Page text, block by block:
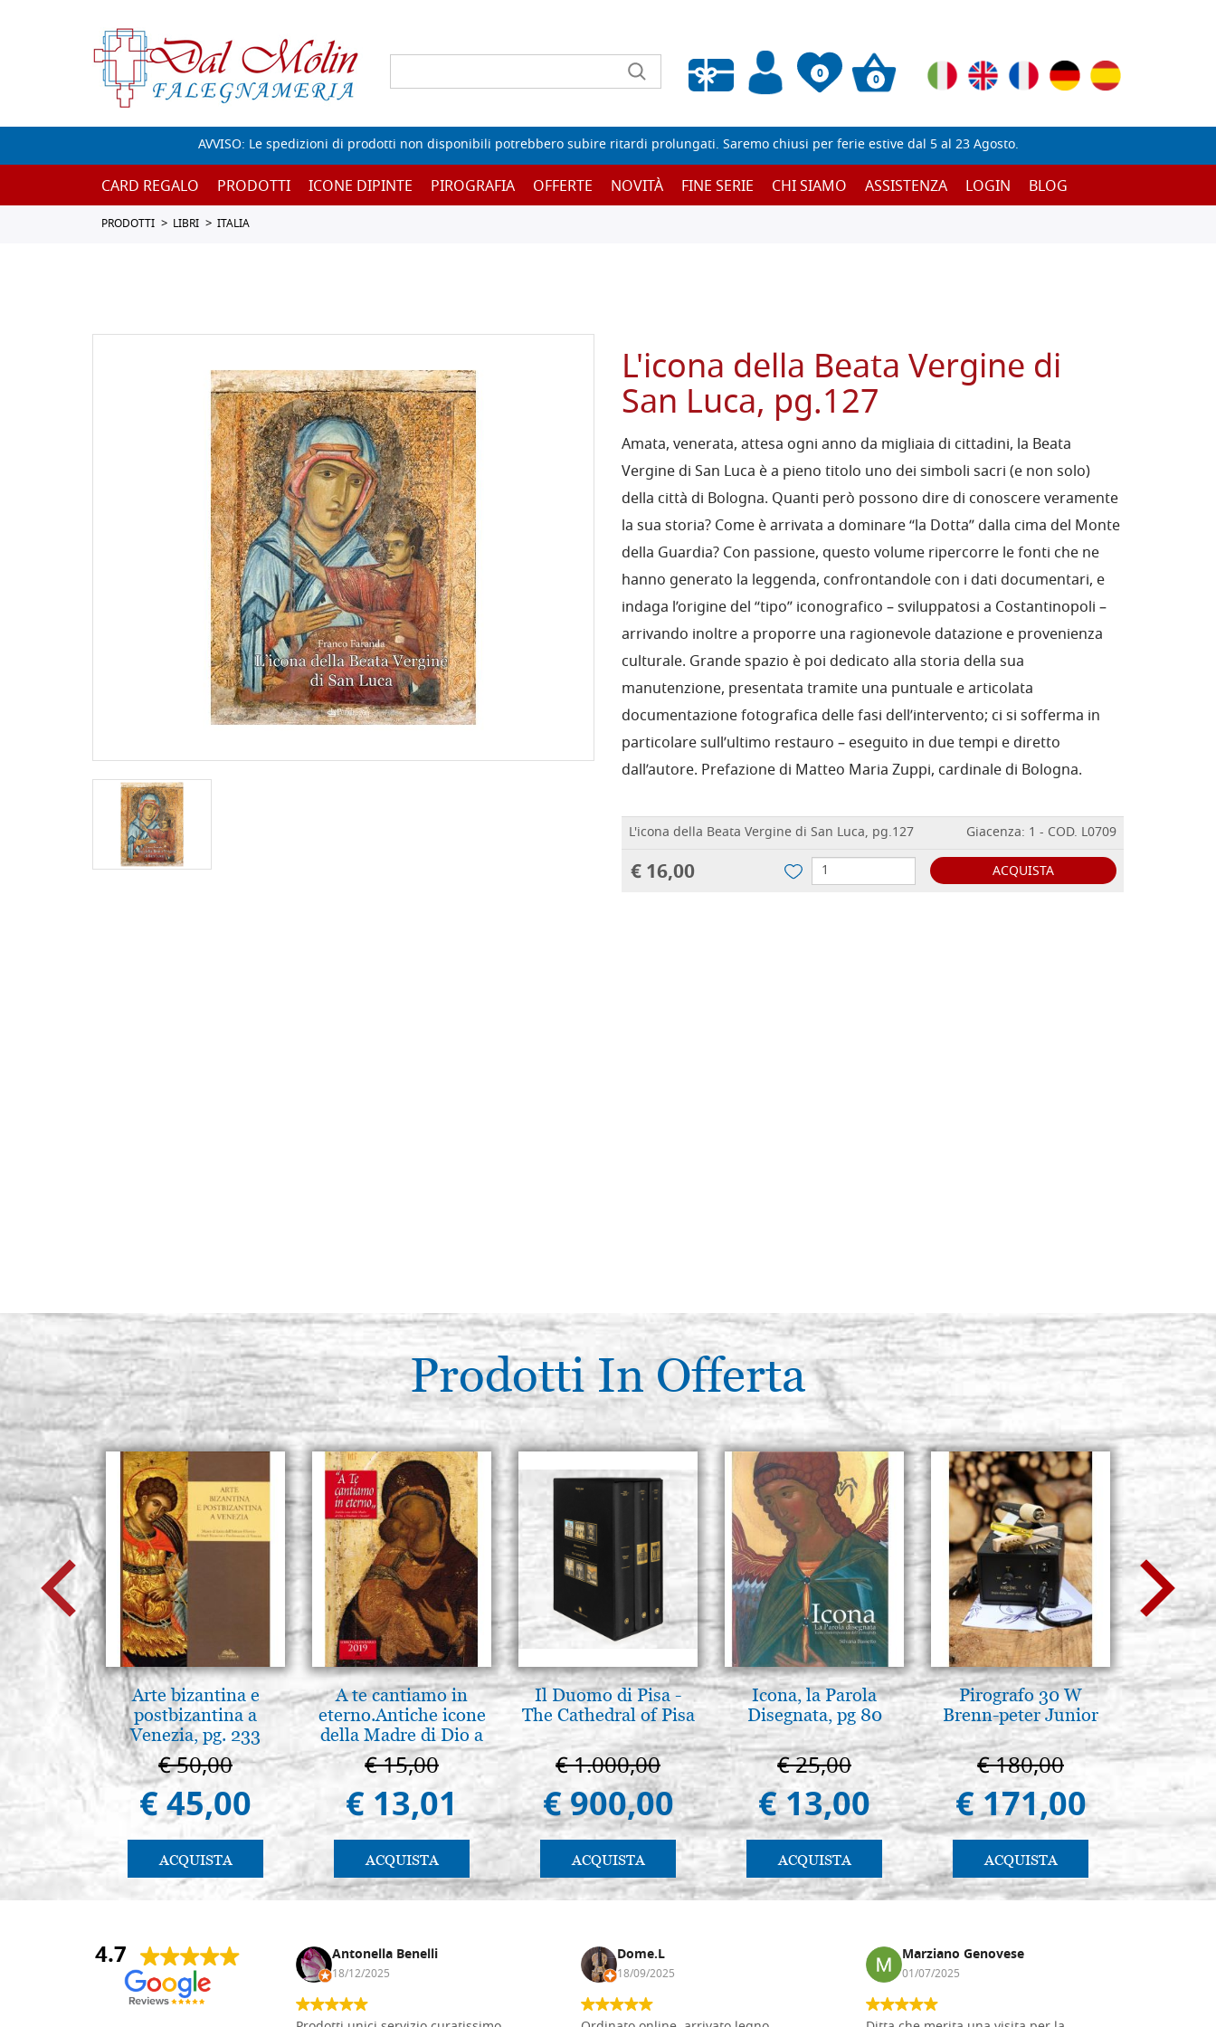
0
Wishlist vuota
0
AVVISO: Le spedizioni di prodotti non disponibili potrebbero subire ritardi prolungati. Saremo chiusi per ferie estive dal 5 al 23 Agosto.
CARD REGALO PRODOTTI ICONE DIPINTE PIROGRAFIA OFFERTE NOVITÀ FINE SERIE CHI SIAMO ASSISTENZA LOGIN BLOG
PRODOTTI LIBRI ITALIA
L'icona della Beata Vergine di
San Luca, pg.127
Amata, venerata, attesa ogni anno da migliaia di cittadini, la Beata
Vergine di San Luca è a pieno titolo uno dei simboli sacri (e non solo)
della città di Bologna. Quanti però possono dire di conoscere veramente
la sua storia? Come è arrivata a dominare “la Dotta” dalla cima del Monte
della Guardia? Con passione, questo volume ripercorre le fonti che ne
hanno generato la leggenda, confrontandole con i dati documentari, e
indaga l’origine del “tipo” iconografico – sviluppatosi a Costantinopoli –
arrivando inoltre a proporre una ragionevole datazione e provenienza
culturale. Grande spazio è poi dedicato alla storia della sua
manutenzione, presentata tramite una puntuale e articolata
documentazione fotografica delle fasi dell’intervento; ci si sofferma in
particolare sull’ultimo restauro – eseguito in due tempi e diretto
dall’autore. Prefazione di Matteo Maria Zuppi, cardinale di Bologna.
L'icona della Beata Vergine di San Luca, pg.127 Giacenza: 1 - COD. L0709
€ 16,00 ACQUISTA
Prodotti In Offerta
Arte bizantina e
postbizantina a
Venezia, pg. 233
€ 50,00
€ 45,00
ACQUISTA
A te cantiamo in
eterno.Antiche icone
della Madre di Dio a
Vladimir e Suzdal
(libro-cal. 2019)
€ 15,00
€ 13,01
ACQUISTA
Il Duomo di Pisa -
The Cathedral of Pisa
€ 1.000,00
€ 900,00
ACQUISTA
Icona, la Parola
Disegnata, pg 80
€ 25,00
€ 13,00
ACQUISTA
Pirografo 30 W
Brenn-peter Junior
€ 180,00
€ 171,00
ACQUISTA
Madre
€
€
4.7
Andrea Monguzzi Antonella Benelli
18/12/2025
Dome.L
18/09/2025
Marziano Genovese
01/07/2025